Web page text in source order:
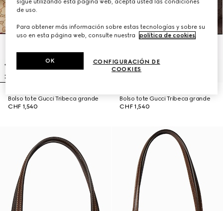
Bolso tote Gucci Tribeca grande
CHF 1,540
Bolso tote Gucci Tribeca grande
CHF 1,540
sigue utilizando esta página web, acepta usted las condiciones
de uso.
Para obtener más información sobre estas tecnologías y sobre su
uso en esta página web, consulte nuestra
política de cookies.
CONFIGURACIÓN DE
COOKIES
OK